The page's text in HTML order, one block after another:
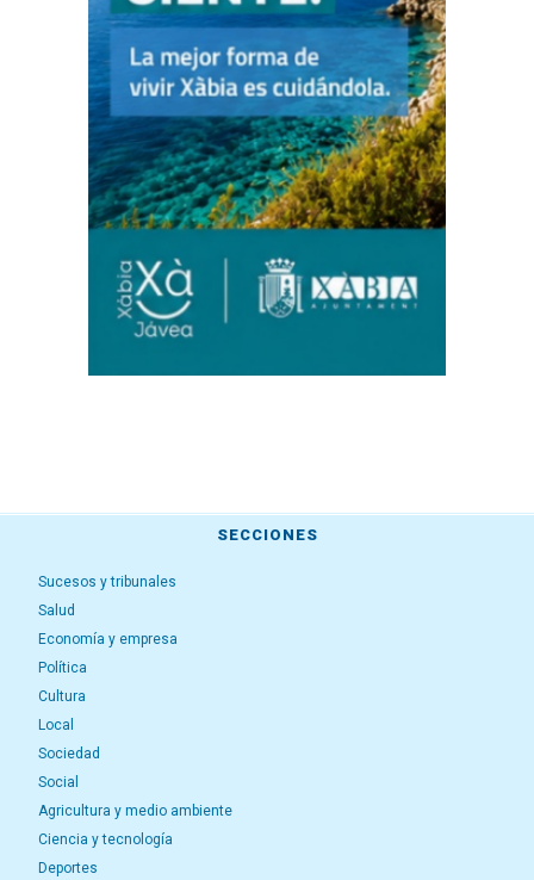
SECCIONES
Sucesos y tribunales
Salud
Economía y empresa
Política
Cultura
Local
Sociedad
Social
Agricultura y medio ambiente
Ciencia y tecnología
Deportes